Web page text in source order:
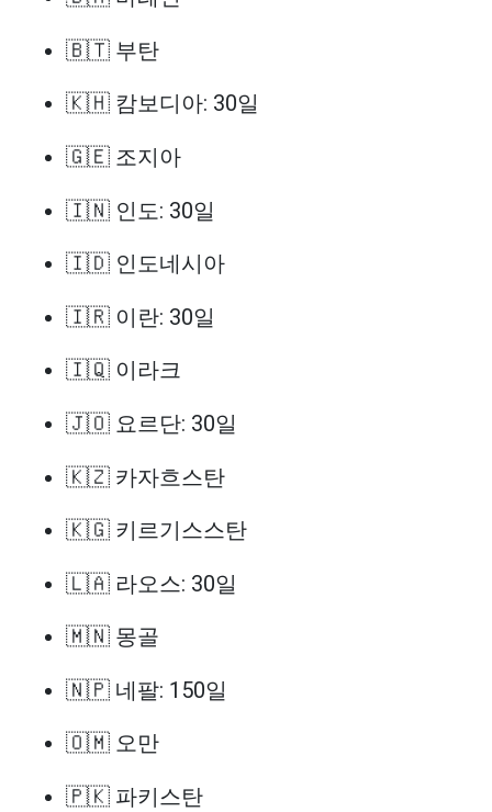
🇧🇹 부탄
🇰🇭 캄보디아: 30일
🇬🇪 조지아
🇮🇳 인도: 30일
🇮🇩 인도네시아
🇮🇷 이란: 30일
🇮🇶 이라크
🇯🇴 요르단: 30일
🇰🇿 카자흐스탄
🇰🇬 키르기스스탄
🇱🇦 라오스: 30일
🇲🇳 몽골
🇳🇵 네팔: 150일
🇴🇲 오만
🇵🇰 파키스탄